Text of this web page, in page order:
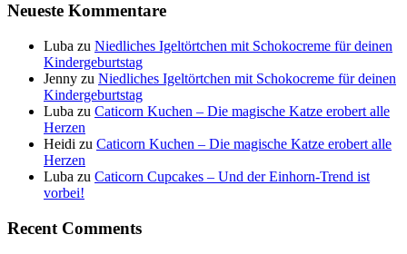
Neueste Kommentare
Luba zu Niedliches Igeltörtchen mit Schokocreme für deinen
Kindergeburtstag
Jenny zu Niedliches Igeltörtchen mit Schokocreme für deinen
Kindergeburtstag
Luba zu Caticorn Kuchen – Die magische Katze erobert alle
Herzen
Heidi zu Caticorn Kuchen – Die magische Katze erobert alle
Herzen
Luba zu Caticorn Cupcakes – Und der Einhorn-Trend ist
vorbei!
Recent Comments